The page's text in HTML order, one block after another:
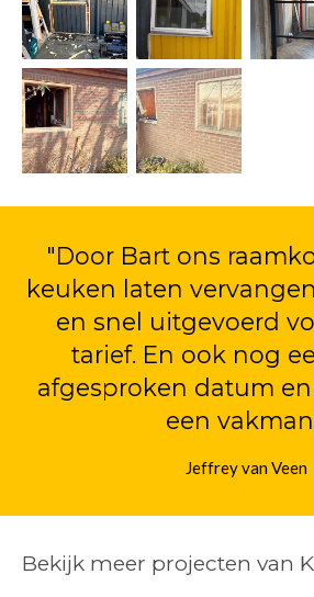
"Door Bart ons
keuken laten
en snel uitgevoerd
tarief. En ook nog
afgesproken datum
een
Jeffrey van Veen
Bekijk meer projecten van